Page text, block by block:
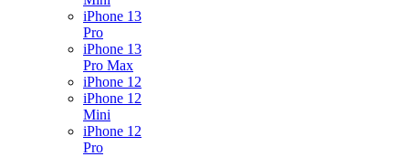
iPhone 13
Pro
iPhone 13
Pro Max
iPhone 12
iPhone 12
Mini
iPhone 12
Pro